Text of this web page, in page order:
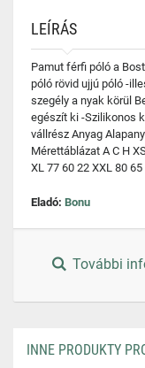
LEÍRÁS
Pamut férfi póló a
póló rövid ujjú póló -
szegély a nyak körül
egészít ki -Szilikonos
vállrész Anyag
Mérettáblázat A C H
XL 77 60 22 XXL 80
Eladó: Bonu
További
INNE PRODUKTY